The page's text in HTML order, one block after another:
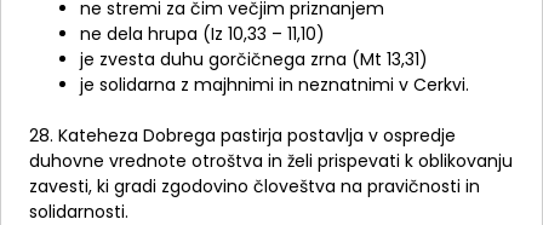
ne stremi za čim večjim priznanjem
ne dela hrupa (Iz 10,33 – 11,10)
je zvesta duhu gorčičnega zrna (Mt 13,31)
je solidarna z majhnimi in neznatnimi v Cerkvi.
28. Kateheza Dobrega pastirja postavlja v ospredje
duhovne vrednote otroštva in želi prispevati k oblikovanju
zavesti, ki gradi zgodovino človeštva na pravičnosti in
solidarnosti.